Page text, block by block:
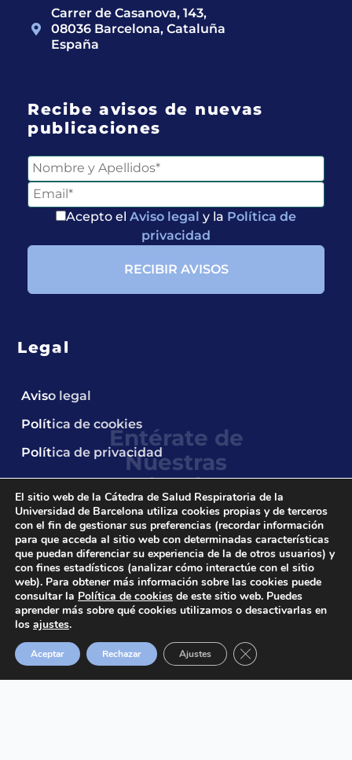
Carrer de Casanova, 143,
08036 Barcelona, Cataluña
España
Recibe avisos de nuevas
publicaciones
Acepto el Aviso legal y la Política de
privacidad
Legal
Aviso legal
Política de cookies
Política de privacidad
2024 © Cátedra UB de Salud Respiratoria.All
rights reserved.
El sitio web de la Cátedra de Salud Respiratoria de la
Universidad de Barcelona utiliza cookies propias y de terceros
con el fin de gestionar sus preferencias (recordar información
para que acceda al sitio web con determinadas características
que puedan diferenciar su experiencia de la de otros usuarios) y
con fines estadísticos (analizar cómo interactúe con el sitio
web). Para obtener más información sobre las cookies puede
consultar la Política de cookies de este sitio web. Puedes
aprender más sobre qué cookies utilizamos o desactivarlas en
los ajustes.
Aceptar Rechazar Ajustes Cerrar el banner de